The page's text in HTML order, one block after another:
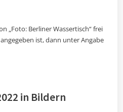
„Foto: Berliner Wassertisch“ frei
ist, dann unter Angabe
in Bildern